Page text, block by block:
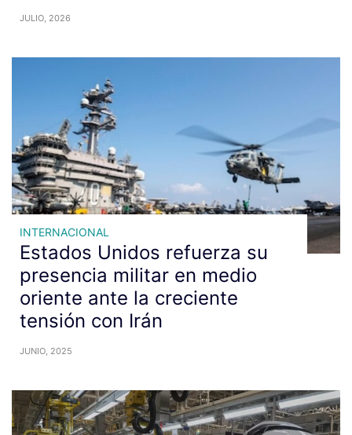
JULIO, 2026
INTERNACIONAL
Estados Unidos refuerza su
presencia militar en medio
oriente ante la creciente
tensión con Irán
JUNIO, 2025